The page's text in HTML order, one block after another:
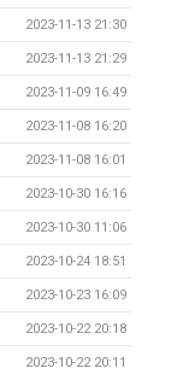
2023-11-13 21:30
2023-11-13 21:29
2023-11-09 16:49
2023-11-08 16:20
2023-11-08 16:01
2023-10-30 16:16
2023-10-30 11:06
2023-10-24 18:51
2023-10-23 16:09
2023-10-22 20:18
2023-10-22 20:11